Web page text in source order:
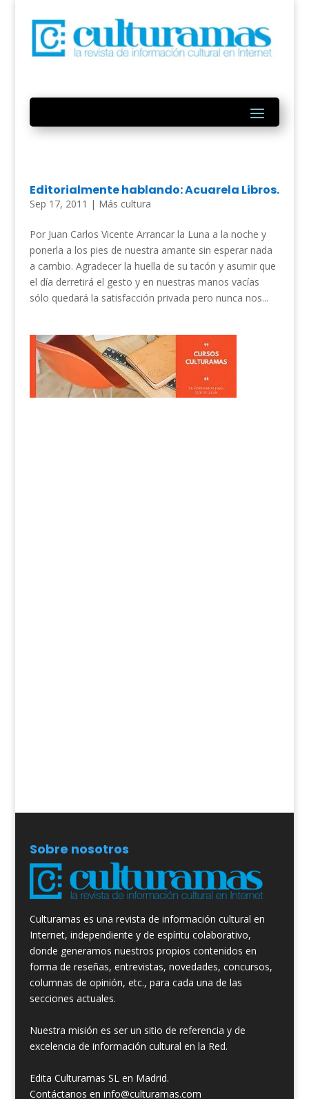
Editorialmente hablando: Acuarela Libros.
Sep 17, 2011 | Más cultura
Por Juan Carlos Vicente Arrancar la Luna a la noche y
ponerla a los pies de nuestra amante sin esperar nada
a cambio. Agradecer la huella de su tacón y asumir que
el día derretirá el gesto y en nuestras manos vacías
sólo quedará la satisfacción privada pero nunca nos...
Sobre nosotros
Culturamas es una revista de información cultural en
Internet, independiente y de espíritu colaborativo,
donde generamos nuestros propios contenidos en
forma de reseñas, entrevistas, novedades, concursos,
columnas de opinión, etc., para cada una de las
secciones actuales.
Nuestra misión es ser un sitio de referencia y de
excelencia de información cultural en la Red.
Edita Culturamas SL en Madrid.
Contáctanos en info@culturamas.com